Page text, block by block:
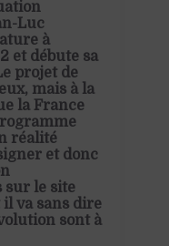
Luc
à
et débute sa
projet de
mais à la
la France
réalité
et donc
sur le site
il va sans dire
sont à